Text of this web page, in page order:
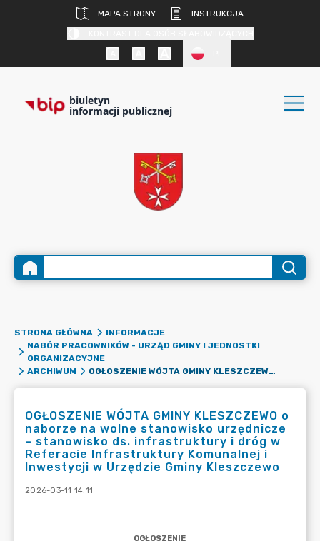
MAPA STRONY
INSTRUKCJA
biuletyn
informacji publicznej
STRONA GŁÓWNA
INFORMACJE
NABÓR PRACOWNIKÓW - URZĄD GMINY I JEDNOSTKI
ORGANIZACYJNE
ARCHIWUM
OGŁOSZENIE WÓJTA GMINY KLESZCZEWO O NABORZE NA WOLNE STANOWISKO URZĘDNICZE – STANOWISKO DS. INFRASTRUKTURY I DRÓG W REFERACIE INFRASTRUKTURY KOMUNALNEJ I INWESTYCJI W URZĘDZIE GMINY KLESZCZEWO
OGŁOSZENIE WÓJTA GMINY KLESZCZEWO o
naborze na wolne stanowisko urzędnicze
– stanowisko ds. infrastruktury i dróg w
Referacie Infrastruktury Komunalnej i
Inwestycji w Urzędzie Gminy Kleszczewo
2026-03-11 14:11